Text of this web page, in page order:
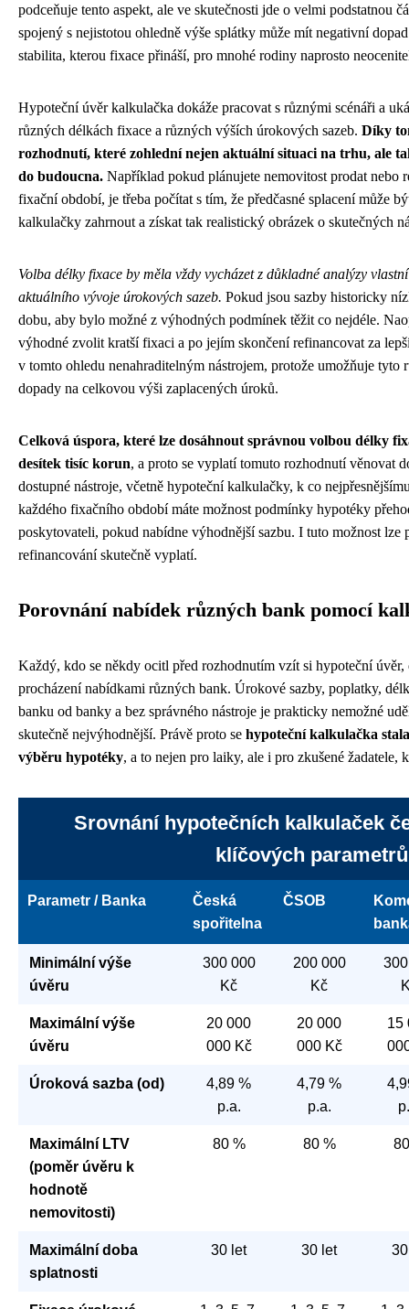
podceňuje tento aspekt, ale ve skutečnosti jde o velmi podstatnou
spojený s nejistotou ohledně výše splátky může mít negativní
stabilita, kterou fixace přináší, pro mnohé rodiny naprosto
Hypoteční úvěr kalkulačka dokáže pracovat s různými scénáři a
různých délkách fixace a různých výších úrokových sazeb. Díky
rozhodnutí, které zohlední nejen aktuální situaci na trhu, ale
do budoucna. Například pokud plánujete nemovitost prodat nebo
fixační období, je třeba počítat s tím, že předčasné splacení může
kalkulačky zahrnout a získat tak realistický obrázek o skutečných
Volba délky fixace by měla vždy vycházet z důkladné analýzy
aktuálního vývoje úrokových sazeb. Pokud jsou sazby historicky
dobu, aby bylo možné z výhodných podmínek těžit co nejdéle.
výhodné zvolit kratší fixaci a po jejím skončení refinancovat za
v tomto ohledu nenahraditelným nástrojem, protože umožňuje tyto
dopady na celkovou výši zaplacených úroků.
Celková úspora, které lze dosáhnout správnou volbou délky
desítek tisíc korun, a proto se vyplatí tomuto rozhodnutí věnovat
dostupné nástroje, včetně hypoteční kalkulačky, k co
každého fixačního období máte možnost podmínky hypotéky
poskytovateli, pokud nabídne výhodnější sazbu. I tuto možnost lze
refinancování skutečně vyplatí.
Porovnání nabídek různých bank pomocí
Každý, kdo se někdy ocitl před rozhodnutím vzít si hypoteční
procházení nabídkami různých bank. Úrokové sazby, poplatky,
banku od banky a bez správného nástroje je prakticky nemožné
skutečně nejvýhodnější. Právě proto se hypoteční kalkulačka
výběru hypotéky, a to nejen pro laiky, ale i pro zkušené
Srovnání hypotečních kalkulaček
klíčových parametrů
Parametr / Banka
Česká
spořitelna
ČSOB
Minimální výše
úvěru
300 000
Kč
200 000
Kč
Maximální výše
úvěru
20 000
000 Kč
20 000
000 Kč
15
Úroková sazba (od)
4,89 %
p.a.
4,79 %
p.a.
Maximální LTV
(poměr úvěru k
hodnotě
nemovitosti)
80 % 80 %
Maximální doba
splatnosti
30 let 30 let